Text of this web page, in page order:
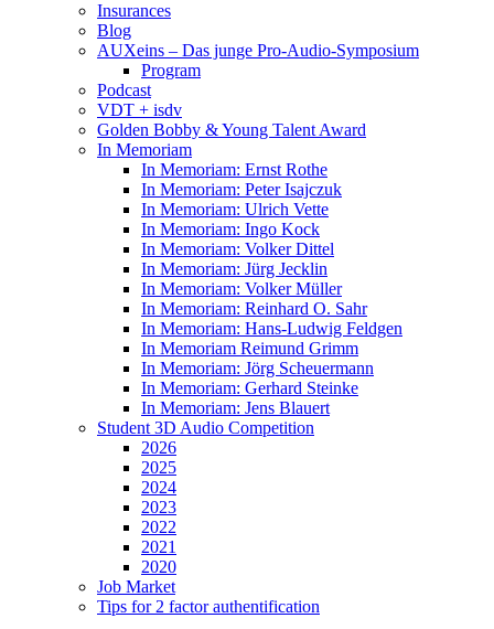
Insurances
Blog
AUXeins – Das junge Pro-Audio-Symposium
Program
Podcast
VDT + isdv
Golden Bobby & Young Talent Award
In Memoriam
In Memoriam: Ernst Rothe
In Memoriam: Peter Isajczuk
In Memoriam: Ulrich Vette
In Memoriam: Ingo Kock
In Memoriam: Volker Dittel
In Memoriam: Jürg Jecklin
In Memoriam: Volker Müller
In Memoriam: Reinhard O. Sahr
In Memoriam: Hans-Ludwig Feldgen
In Memoriam Reimund Grimm
In Memoriam: Jörg Scheuermann
In Memoriam: Gerhard Steinke
In Memoriam: Jens Blauert
Student 3D Audio Competition
2026
2025
2024
2023
2022
2021
2020
Job Market
Tips for 2 factor authentification